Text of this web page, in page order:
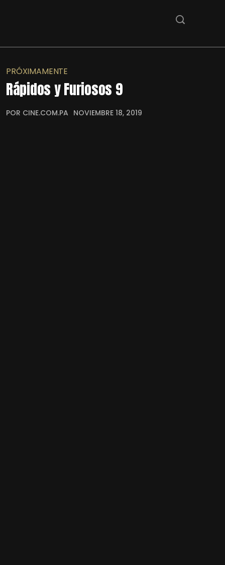
PRÓXIMAMENTE
Rápidos y Furiosos 9
POR CINE.COM.PA NOVIEMBRE 18, 2019